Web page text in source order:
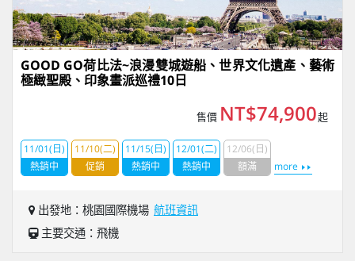
GOOD GO荷比法~浪漫雙城遊船、世界文化遺產、藝術
極緻聖殿、印象畫派巡禮10日
售價 NT$74,900起
11/01(日)
熱銷中
11/10(二)
促銷
11/15(日)
熱銷中
12/01(二)
熱銷中
12/06(日)
額滿
more
出發地：桃園國際機場 航班資訊
主要交通：飛機